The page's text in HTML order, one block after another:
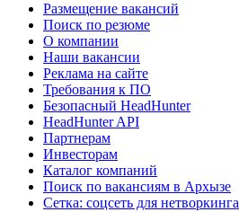
Размещение вакансий
Поиск по резюме
О компании
Наши вакансии
Реклама на сайте
Требования к ПО
Безопасный HeadHunter
HeadHunter API
Партнерам
Инвесторам
Каталог компаний
Поиск по вакансиям в Архызе
Сетка: соцсеть для нетворкинга